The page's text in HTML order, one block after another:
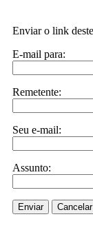
Enviar o link
E-mail para:
Remetente:
Seu e-mail:
Assunto:
Enviar Cancelar